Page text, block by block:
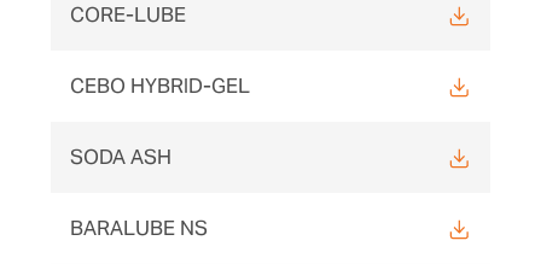
CORE-LUBE
CEBO HYBRID-GEL
SODA ASH
BARALUBE NS